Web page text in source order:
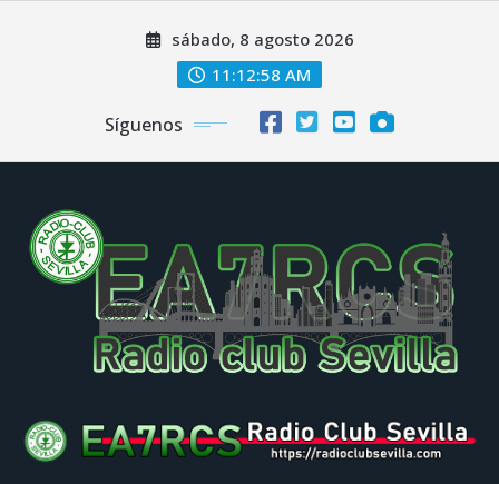
sábado, 8 agosto 2026
11:12:59 AM
Síguenos